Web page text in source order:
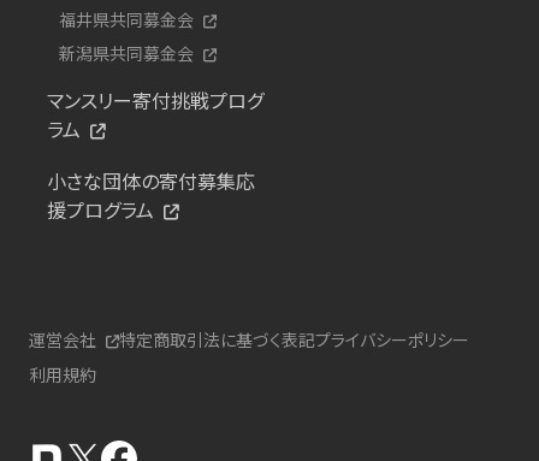
福井県共同募金会
新潟県共同募金会
マンスリー寄付挑戦プログ
ラム
小さな団体の寄付募集応
援プログラム
運営会社 特定商取引法に基づく表記プライバシーポリシー
利用規約